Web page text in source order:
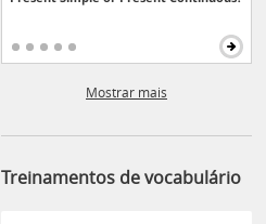
Mostrar mais
Treinamentos de vocabulário